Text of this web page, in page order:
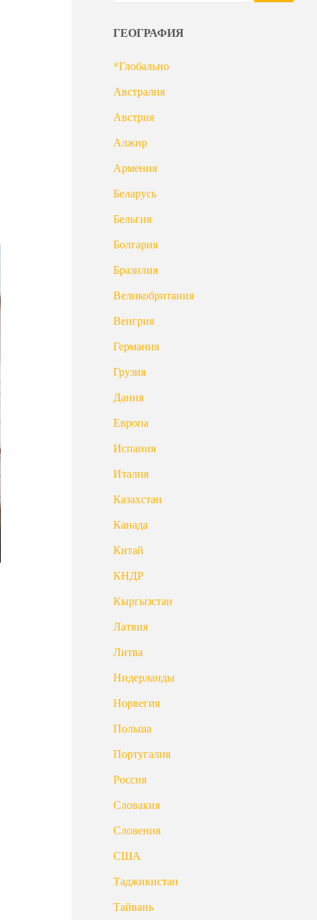
ГЕОГРАФИЯ
*Глобально
Австралия
Австрия
Алжир
Армения
Беларусь
Бельгия
Болгария
Бразилия
Великобритания
Венгрия
Германия
Грузия
Дания
Европа
Испания
Италия
Казахстан
Канада
Китай
КНДР
Кыргызстан
Латвия
Литва
Нидерланды
Норвегия
Польша
Португалия
Россия
Словакия
Словения
США
Таджикистан
Тайвань